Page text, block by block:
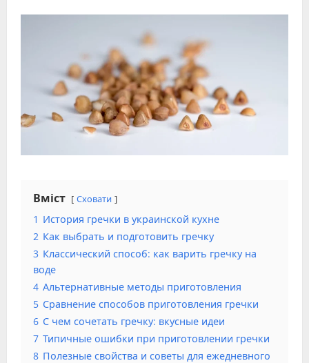
Вміст Сховати
1 История гречки в украинской кухне
2 Как выбрать и подготовить гречку
3 Классический способ: как варить гречку на
воде
4 Альтернативные методы приготовления
5 Сравнение способов приготовления гречки
6 С чем сочетать гречку: вкусные идеи
7 Типичные ошибки при приготовлении гречки
8 Полезные свойства и советы для ежедневного